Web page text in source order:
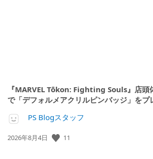
『MARVEL Tōkon: Fighting Souls』店頭
で「デフォルメアクリルピンバッジ」をプ
PS Blogスタッフ
公
2026年8月4日 11